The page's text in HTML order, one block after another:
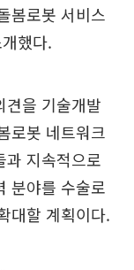
봄로봇 서비스
했다.
견을 기술개발
로봇 네트워크
과 지속적으로
분야를 수술로
대할 계획이다.